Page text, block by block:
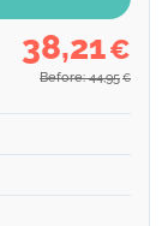
38,21€
Before: 44,95 €